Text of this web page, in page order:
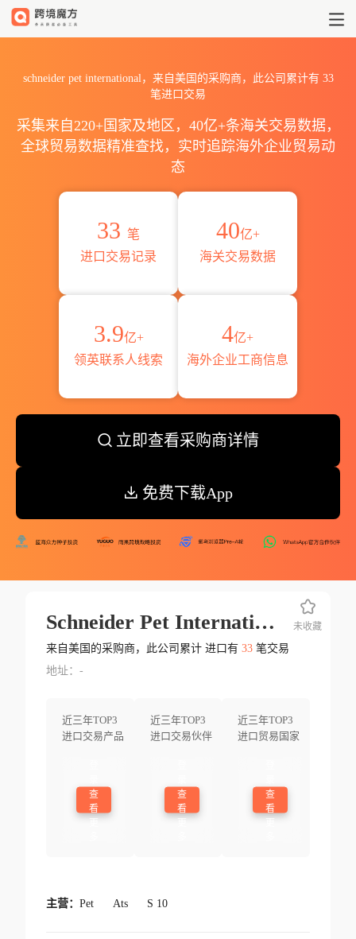
schneider pet international，来自美国的采购商，此公司累计有 33
笔进口交易
采集来自220+国家及地区，40亿+条海关交易数据，
全球贸易数据精准查找，实时追踪海外企业贸易动
态
33 笔
进口交易记录
40亿+
海关交易数据
3.9亿+
领英联系人线索
4亿+
海外企业工商信息
立即查看采购商详情
免费下载App
Schneider Pet International
来自美国的采购商，此公司累计 进口有 33笔交易
地址：-
近三年TOP3
进口交易产品
查
看
近三年TOP3
进口交易伙伴
查
看
近三年TOP3
进口贸易国家
查
看
未收藏
主营： Pet Ats S 10